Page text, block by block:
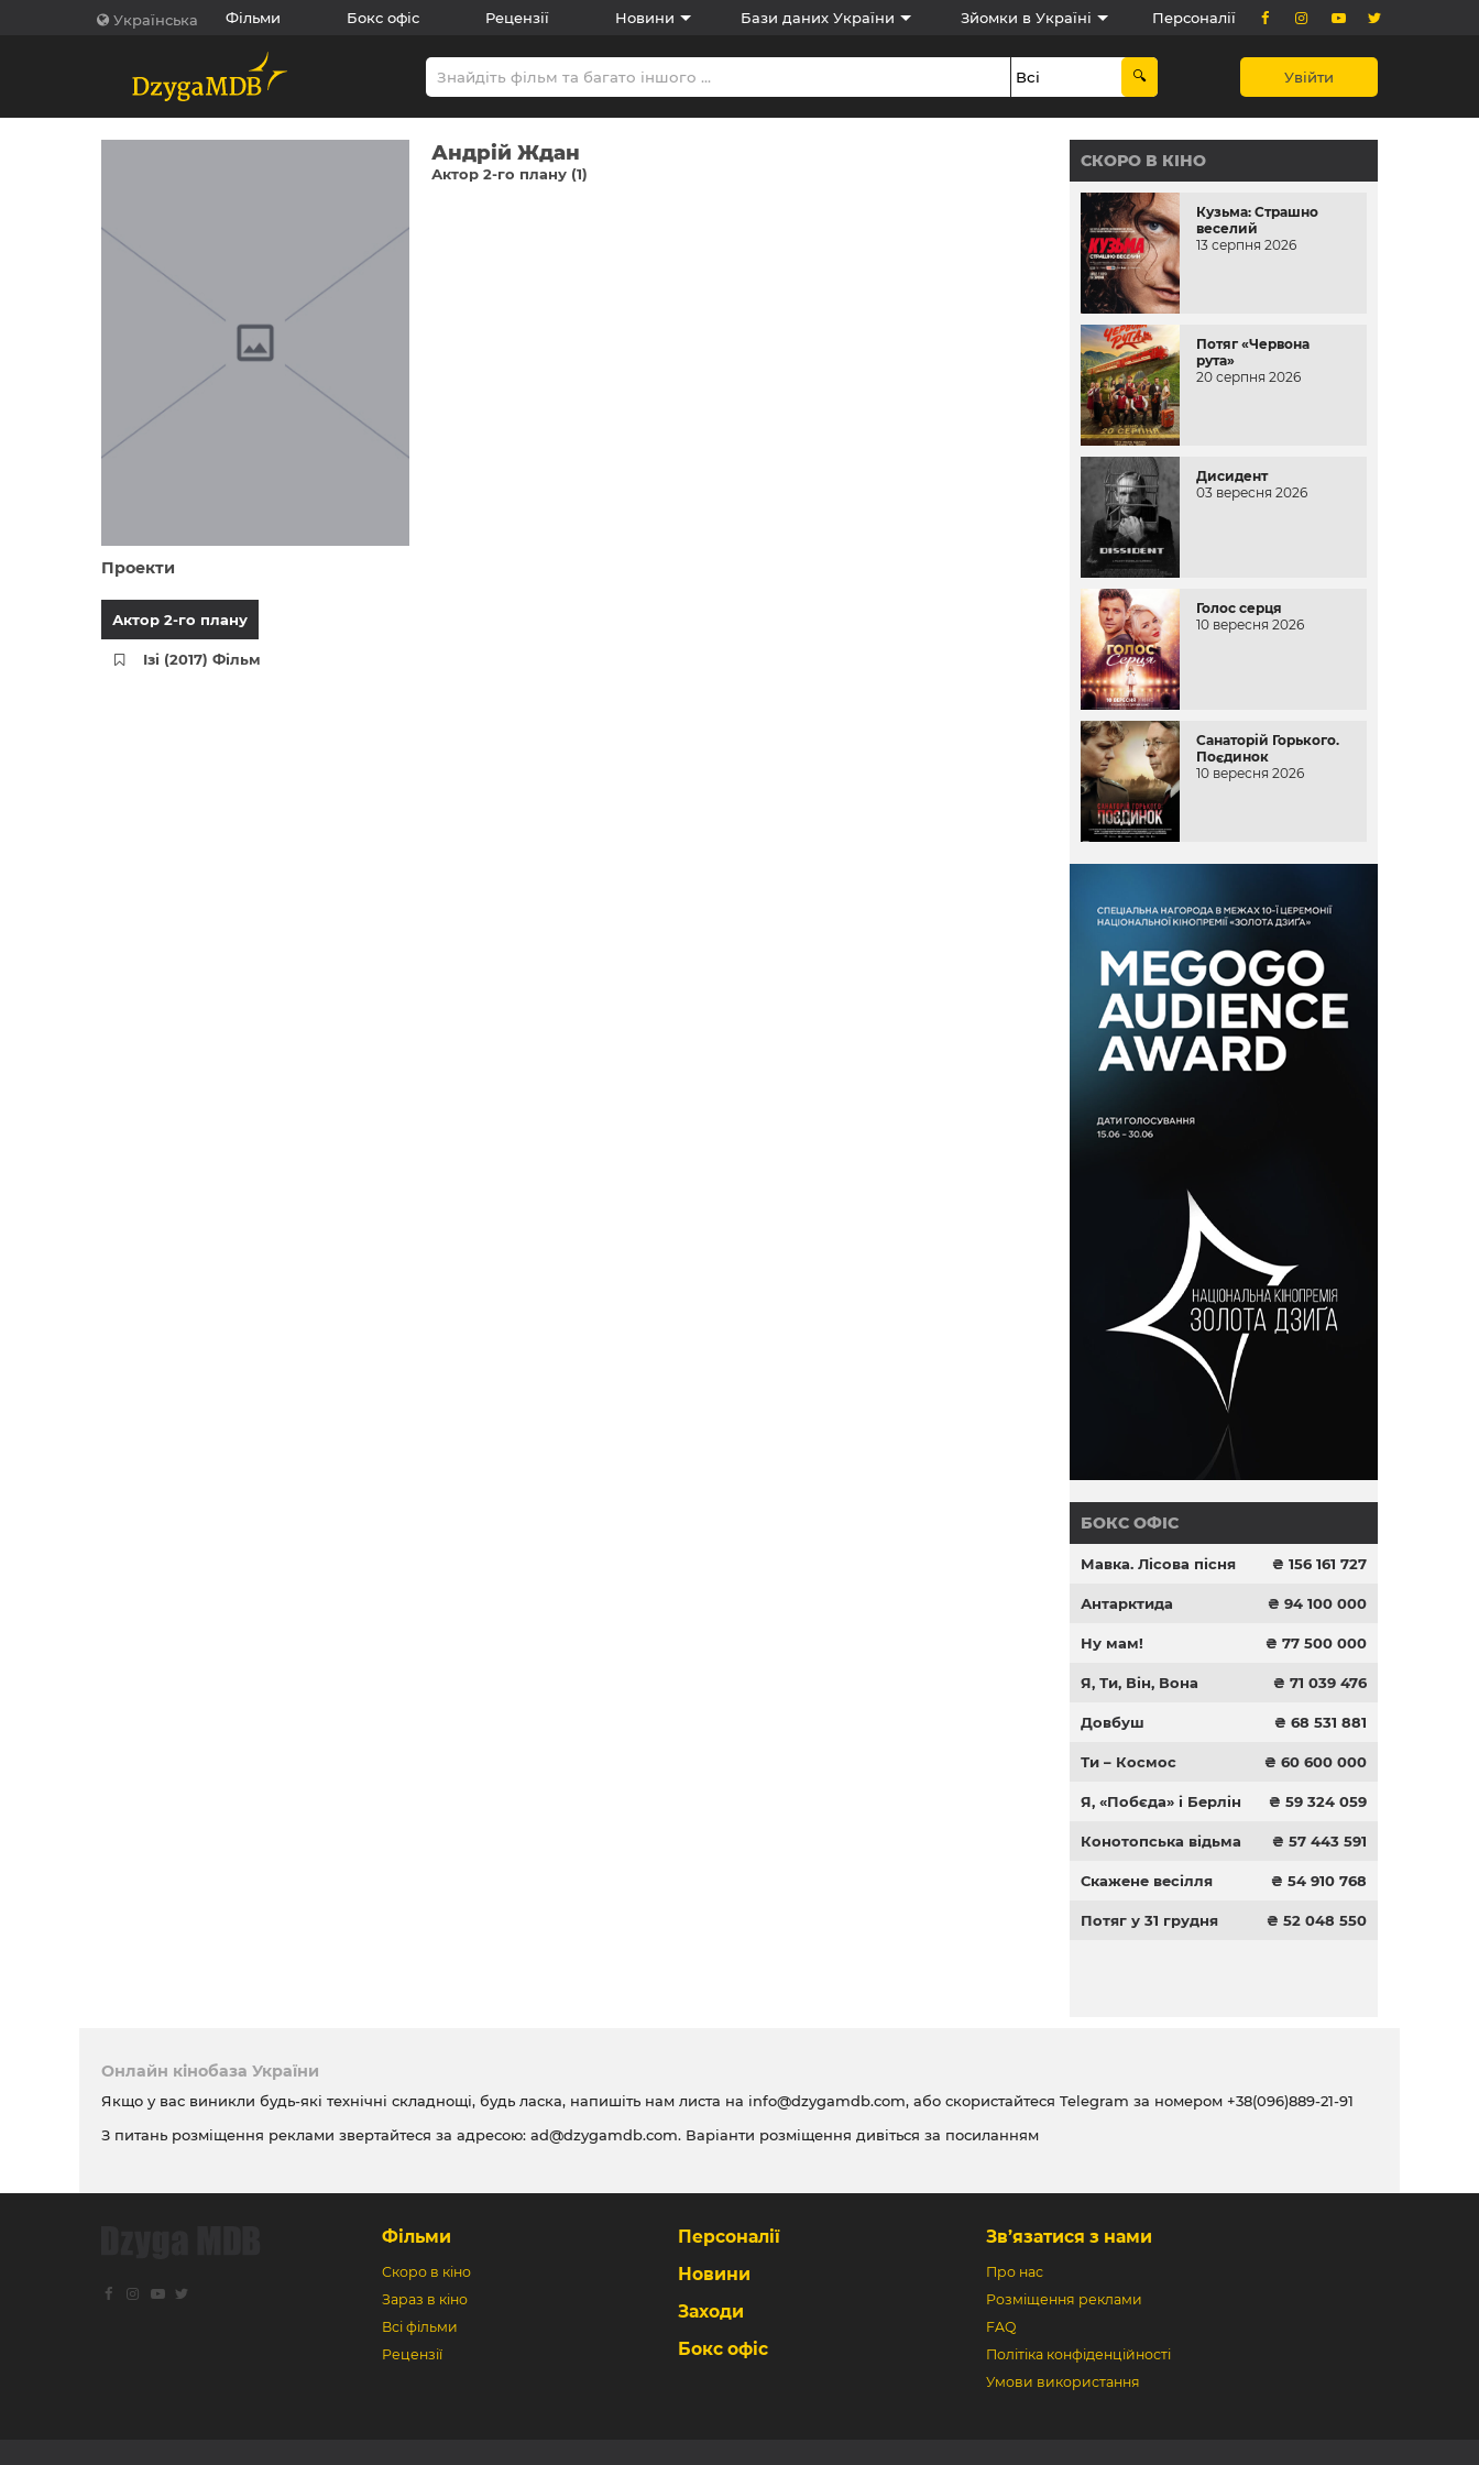
Українська Фільми Бокс офіс Рецензії Новини Бази даних України Зйомки в Україні Персоналії
Увійти
Андрій Ждан
Актор 2-го плану (1)
Проекти
Актор 2-го плану
Ізі (2017) Фільм
СКОРО В КІНО
Кузьма: Страшно
веселий
13 серпня 2026
Потяг «Червона
рута»
20 серпня 2026
Дисидент
03 вересня 2026
Голос серця
10 вересня 2026
Санаторій Горького.
Поєдинок
10 вересня 2026
БОКС ОФІС
Мавка. Лісова пісня ₴ 156 161 727
Антарктида ₴ 94 100 000
Ну мам! ₴ 77 500 000
Я, Ти, Він, Вона ₴ 71 039 476
Довбуш ₴ 68 531 881
Ти – Космос ₴ 60 600 000
Я, «Побєда» і Берлін ₴ 59 324 059
Конотопська відьма ₴ 57 443 591
Скажене весілля ₴ 54 910 768
Потяг у 31 грудня ₴ 52 048 550
Онлайн кінобаза України
Якщо у вас виникли будь-які технічні складнощі, будь ласка, напишіть нам листа на info@dzygamdb.com, або скористайтеся Telegram за номером +38(096)889-21-91
З питань розміщення реклами звертайтеся за адресою: ad@dzygamdb.com. Варіанти розміщення дивіться за посиланням
Фільми
Скоро в кіно
Зараз в кіно
Всі фільми
Рецензії
Персоналії
Новини
Заходи
Бокс офіс
Зв’язатися з нами
Про нас
Розміщення реклами
FAQ
Політіка конфіденційності
Умови використання